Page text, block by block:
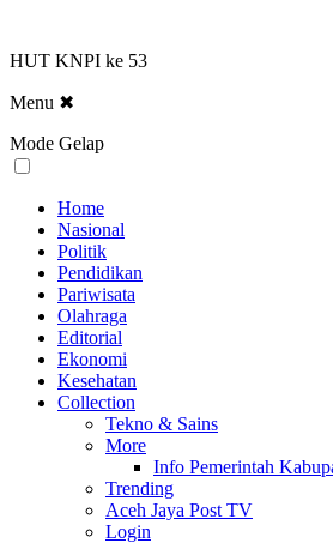
HUT KNPI ke 53
Menu ✖
Mode Gelap
Home
Nasional
Politik
Pendidikan
Pariwisata
Olahraga
Editorial
Ekonomi
Kesehatan
Collection
Tekno & Sains
More
Info Pemerintah
Trending
Aceh Jaya Post TV
Login